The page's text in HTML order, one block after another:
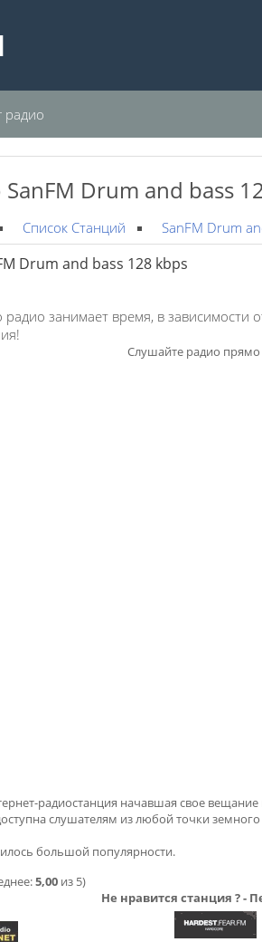
радио
Drum and bass
Список Станций SanFM Drum
Drum and bass 128 kbps
радио занимает время, в зависимости
Слушайте радио прямо
радиостанция начавшая свое вещание
слушателям из любой точки
большой популярности.
5,00из 5)
Не нравится станция ? -